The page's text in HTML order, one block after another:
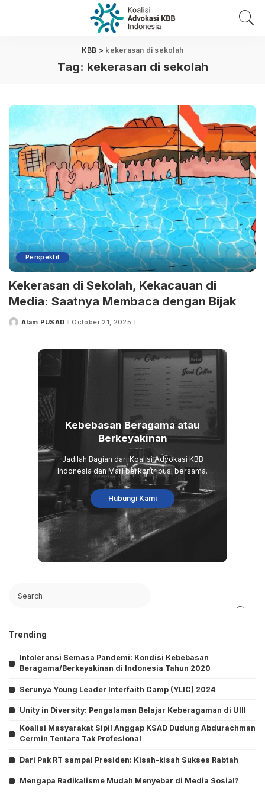
KBB > kekerasan di sekolah
Tag: kekerasan di sekolah
Perspektif
Kekerasan di Sekolah, Kekacauan di
Media: Saatnya Membaca dengan Bijak
PostedAlam PUSAD October 21, 2025
Kebebasan Beragama atau
Berkeyakinan
Jadilah Bagian dari Koalisi Advokasi KBB
Indonesia dan Mari berkontribusi bersama.
Hubungi Kami
Trending
Intoleransi Semasa Pandemi: Kondisi Kebebasan
Beragama/Berkeyakinan di Indonesia Tahun 2020
Serunya Young Leader Interfaith Camp (YLIC) 2024
Unity in Diversity: Pengalaman Belajar Keberagaman di UIII
Koalisi Masyarakat Sipil Anggap KSAD Dudung Abdurachman
Cermin Tentara Tak Profesional
Dari Pak RT sampai Presiden: Kisah-kisah Sukses Rabtah
Mengapa Radikalisme Mudah Menyebar di Media Sosial?